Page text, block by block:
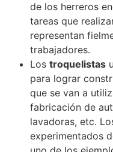
de los herreros
tareas que
representan
trabajadores.
Los troquelistas
para lograr
que se van a
fabricación de
lavadoras, etc.
experimentados